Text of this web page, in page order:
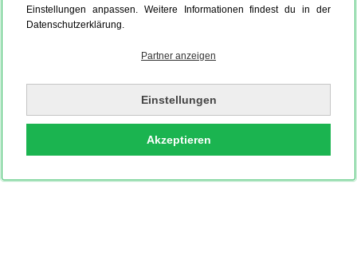
Einstellungen anpassen. Weitere Informationen findest du in der
Datenschutzerklärung.
Partner anzeigen
Einstellungen
Akzeptieren